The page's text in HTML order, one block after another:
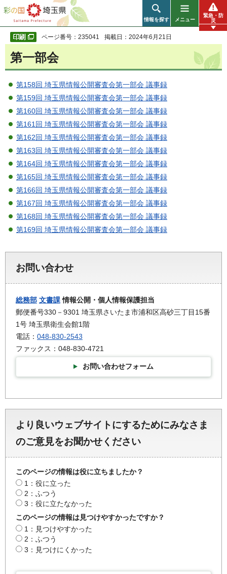
彩の国 埼玉県
情報を探す メニュー
緊急・防
災
ページ番号：235041 掲載日：2024年6月21日
第一部会
第158回 埼玉県情報公開審査会第一部会 議事録
第159回 埼玉県情報公開審査会第一部会 議事録
第160回 埼玉県情報公開審査会第一部会 議事録
第161回 埼玉県情報公開審査会第一部会 議事録
第162回 埼玉県情報公開審査会第一部会 議事録
第163回 埼玉県情報公開審査会第一部会 議事録
第164回 埼玉県情報公開審査会第一部会 議事録
第165回 埼玉県情報公開審査会第一部会 議事録
第166回 埼玉県情報公開審査会第一部会 議事録
第167回 埼玉県情報公開審査会第一部会 議事録
第168回 埼玉県情報公開審査会第一部会 議事録
第169回 埼玉県情報公開審査会第一部会 議事録
お問い合わせ
総務部 文書課情報公開・個人情報保護担当
郵便番号330－9301 埼玉県さいたま市浦和区高砂三丁目15番
1号 埼玉県衛生会館1階
電話： 048-830-2543
ファックス：048-830-4721
お問い合わせフォーム
より良いウェブサイトにするためにみなさま
のご意見をお聞かせください
このページの情報は役に立ちましたか？
1：役に立った
2：ふつう
3：役に立たなかった
このページの情報は見つけやすかったですか？
1：見つけやすかった
2：ふつう
3：見つけにくかった